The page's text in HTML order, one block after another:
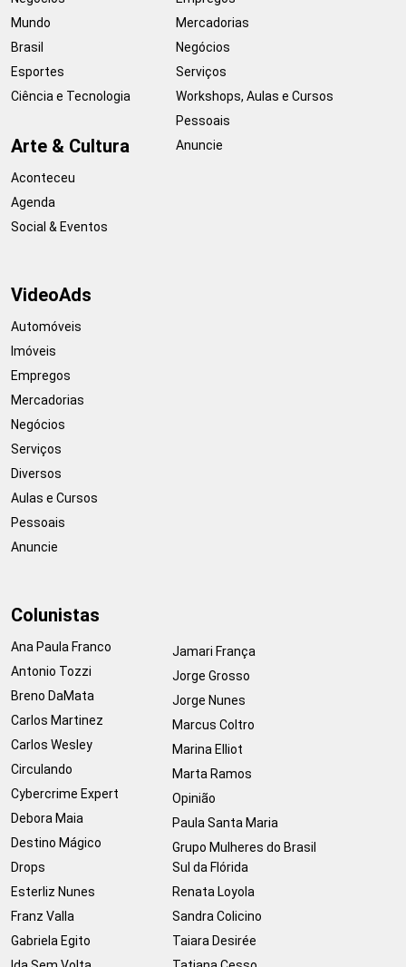
Mundo
Brasil
Esportes
Ciência e Tecnologia
Arte & Cultura
Aconteceu
Agenda
Social & Eventos
Mercadorias
Negócios
Serviços
Workshops, Aulas e Cursos
Pessoais
Anuncie
VideoAds
Automóveis
Imóveis
Empregos
Mercadorias
Negócios
Serviços
Diversos
Aulas e Cursos
Pessoais
Anuncie
Colunistas
Ana Paula Franco
Antonio Tozzi
Breno DaMata
Carlos Martinez
Carlos Wesley
Circulando
Cybercrime Expert
Debora Maia
Destino Mágico
Drops
Esterliz Nunes
Franz Valla
Gabriela Egito
Jamari França
Jorge Grosso
Jorge Nunes
Marcus Coltro
Marina Elliot
Marta Ramos
Opinião
Paula Santa Maria
Grupo Mulheres do Brasil
Sul da Flórida
Renata Loyola
Sandra Colicino
Taiara Desirée